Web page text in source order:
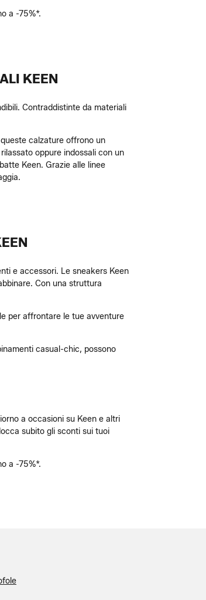
a -75%*.
KEEN
Contraddistinte da materiali
calzature offrono un
oppure indossali con un
Keen. Grazie alle linee
e accessori. Le sneakers Keen
Con una struttura
per affrontare le tue avventure
casual-chic, possono
a occasioni su Keen e altri
subito gli sconti sui tuoi
a -75%*.